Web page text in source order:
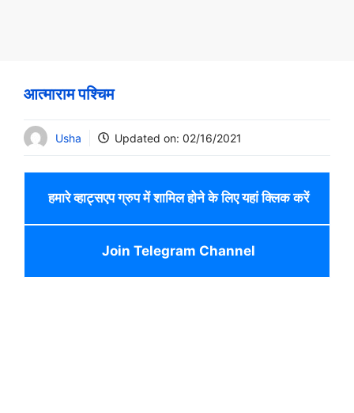
आत्माराम पश्चिम
Usha Updated on: 02/16/2021
हमारे व्हाट्सएप ग्रुप में शामिल होने के लिए यहां क्लिक करें
Join Telegram Channel